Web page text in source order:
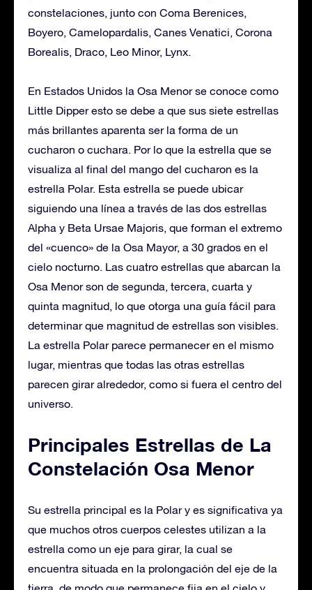
constelaciones, junto con Coma Berenices,
Boyero, Camelopardalis, Canes Venatici, Corona
Borealis, Draco, Leo Minor, Lynx.
En Estados Unidos la Osa Menor se conoce como
Little Dipper esto se debe a que sus siete estrellas
más brillantes aparenta ser la forma de un
cucharon o cuchara. Por lo que la estrella que se
visualiza al final del mango del cucharon es la
estrella Polar. Esta estrella se puede ubicar
siguiendo una línea a través de las dos estrellas
Alpha y Beta Ursae Majoris, que forman el extremo
del «cuenco» de la Osa Mayor, a 30 grados en el
cielo nocturno. Las cuatro estrellas que abarcan la
Osa Menor son de segunda, tercera, cuarta y
quinta magnitud, lo que otorga una guía fácil para
determinar que magnitud de estrellas son visibles.
La estrella Polar parece permanecer en el mismo
lugar, mientras que todas las otras estrellas
parecen girar alrededor, como si fuera el centro del
universo.
Principales Estrellas de La
Constelación Osa Menor
Su estrella principal es la Polar y es significativa ya
que muchos otros cuerpos celestes utilizan a la
estrella como un eje para girar, la cual se
encuentra situada en la prolongación del eje de la